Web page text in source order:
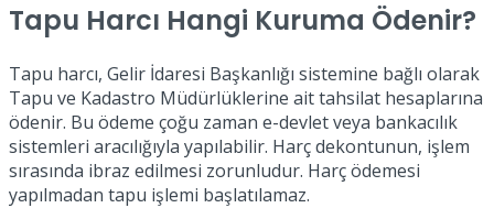
Tapu Harcı Hangi Kuruma Ödenir?
Tapu harcı, Gelir İdaresi Başkanlığı sistemine bağlı olarak
Tapu ve Kadastro Müdürlüklerine ait tahsilat hesaplarına
ödenir. Bu ödeme çoğu zaman e-devlet veya bankacılık
sistemleri aracılığıyla yapılabilir. Harç dekontunun, işlem
sırasında ibraz edilmesi zorunludur. Harç ödemesi
yapılmadan tapu işlemi başlatılamaz.